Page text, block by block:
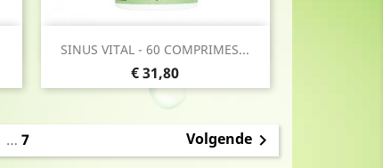
SINUS VITAL - 60 COMPRIMES...
Prijs
€ 31,80
Snel bekijken
… 7 Volgende